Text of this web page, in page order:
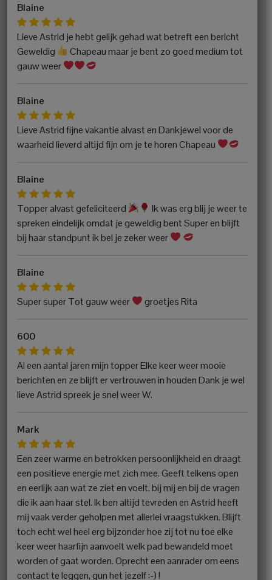
Blaine
Lieve Astrid je hebt gelijk gehad wat betreft een bericht
Geweldig
Chapeau maar je bent zo goed medium tot
gauw weer
Blaine
Lieve Astrid fijne vakantie alvast en Dankjewel voor de
waarheid lieverd altijd fijn om je te horen Chapeau
Blaine
Topper alvast gefeliciteerd
Ik was erg blij je weer te
spreken eindelijk omdat je geweldig bent Super en blijft
bij haar standpunt ik bel je zeker weer
Blaine
Super super Tot gauw weer groetjes Rita
600
Al een aantal jaren mijn topper Elke keer weer mooie
berichten en ze blijft er vertrouwen in houden Dank je wel
lieve Astrid spreek je snel weer W.
Mark
Een zeer warme en betrokken persoonlijkheid en draagt
een positieve energie met zich mee. Geeft telkens open
en eerlijk aan wat ze ziet en voelt, bij mij en bij de vragen
die ik aan haar stel. Ik ben altijd tevreden en Astrid heeft
mij vaak verder geholpen met allerlei vraagstukken. Blijft
toch echt wel heel erg bijzonder hoe zij tot nu toe elke
keer weer haarfijn aanvoelt welk pad bewandeld moet
worden of gaat worden. Oprecht een aanrader om eens
contact te leggen, gun het jezelf :-) !